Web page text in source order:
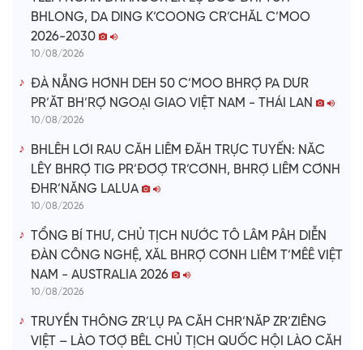
BHLONG, DA DING K’COONG CR’CHĂL C’MOO
2026-2030
10/08/2026
ĐÀ NẴNG HƠNH DEH 50 C’MOO BHRỢ PA DƯR
PR’ĂT BH’RỢ NGOẠI GIAO VIỆT NAM - THÁI LAN
10/08/2026
BHLÊH LƠI RAU CĂH LIÊM ĐĂH TRỰC TUYẾN: NĂC
LÊY BHRỢ TIG PR’ĐƠỢ TR’CƠNH, BHRỢ LIÊM CƠNH
ĐHR’NĂNG LALUA
10/08/2026
TỔNG BÍ THƯ, CHỦ TỊCH NƯỚC TÔ LÂM PÂH DIỄN
ĐÀN CÔNG NGHỆ, XĂL BHRỢ CƠNH LIÊM T’MÊÊ VIỆT
NAM - AUSTRALIA 2026
10/08/2026
TRUYỀN THÔNG ZR’LỤ PA CĂH CHR’NĂP ZR’ZIÊNG
VIỆT – LÀO TƠỢ BÊL CHỦ TỊCH QUỐC HỘI LÀO CĂH